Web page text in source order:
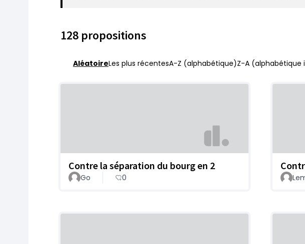
128 propositions
AléatoireLes plus récentesA-Z (alphabétique)Z-A (alphabétique
Contre la séparation du bourg en 2
Go 0